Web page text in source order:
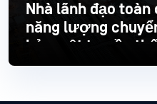
Nhà lãnh đạo
năng lượng
bảo mật truyền
hiện đại
Đọc thêm